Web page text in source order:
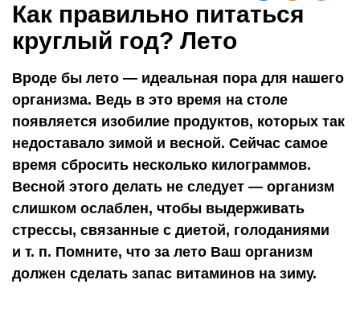
Как правильно питаться
круглый год? Лето
Вроде бы лето — идеальная пора для нашего
организма. Ведь в это время на столе
появляется изобилие продуктов, которых так
недоставало зимой и весной. Сейчас самое
время сбросить несколько килограммов.
Весной этого делать не следует — организм
слишком ослаблен, чтобы выдерживать
стрессы, связанные с диетой, голоданиями
и т. п. Помните, что за лето Ваш организм
должен сделать запас витаминов на зиму.